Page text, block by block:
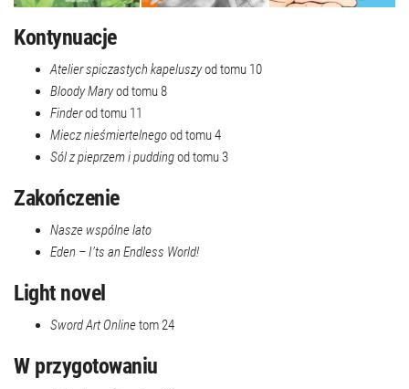
Kontynuacje
Atelier spiczastych kapeluszyod tomu 10
Bloody Maryod tomu 8
Finderod tomu 11
Miecz nieśmiertelnegood tomu 4
Sól z pieprzem i puddingod tomu 3
Zakończenie
Nasze wspólne lato
Eden – I’ts an Endless World!
Light novel
Sword Art Onlinetom 24
W przygotowaniu